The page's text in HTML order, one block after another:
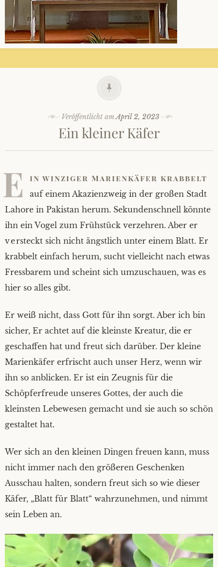
Veröffentlicht amApril 2, 2023
Ein kleiner Käfer
E in winziger Marienkäfer krabbelt
auf einem Akazienzweig in der großen Stadt
Lahore in Pakistan herum. Sekundenschnell könnte
ihn ein Vogel zum Frühstück verzehren. Aber er
versteckt sich nicht ängstlich unter einem Blatt. Er
krabbelt einfach herum, sucht vielleicht nach etwas
Fressbarem und scheint sich umzuschauen, was es
hier so alles gibt.
Er weiß nicht, dass Gott für ihn sorgt. Aber ich bin
sicher, Er achtet auf die kleinste Kreatur, die er
geschaffen hat und freut sich darüber. Der kleine
Marienkäfer erfrischt auch unser Herz, wenn wir
ihn so anblicken. Er ist ein Zeugnis für die
Schöpferfreude unseres Gottes, der auch die
kleinsten Lebewesen gemacht und sie auch so schön
gestaltet hat.
Wer sich an den kleinen Dingen freuen kann, muss
nicht immer nach den größeren Geschenken
Ausschau halten, sondern freut sich so wie dieser
Käfer, „Blatt für Blatt“ wahrzunehmen, und nimmt
sein Leben an.